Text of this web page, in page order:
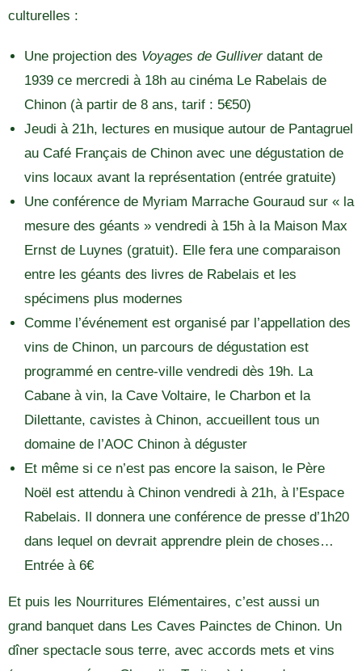
culturelles :
Une projection des Voyages de Gulliver datant de
1939 ce mercredi à 18h au cinéma Le Rabelais de
Chinon (à partir de 8 ans, tarif : 5€50)
Jeudi à 21h, lectures en musique autour de Pantagruel
au Café Français de Chinon avec une dégustation de
vins locaux avant la représentation (entrée gratuite)
Une conférence de Myriam Marrache Gouraud sur « la
mesure des géants » vendredi à 15h à la Maison Max
Ernst de Luynes (gratuit). Elle fera une comparaison
entre les géants des livres de Rabelais et les
spécimens plus modernes
Comme l’événement est organisé par l’appellation des
vins de Chinon, un parcours de dégustation est
programmé en centre-ville vendredi dès 19h. La
Cabane à vin, la Cave Voltaire, le Charbon et la
Dilettante, cavistes à Chinon, accueillent tous un
domaine de l’AOC Chinon à déguster
Et même si ce n’est pas encore la saison, le Père
Noël est attendu à Chinon vendredi à 21h, à l’Espace
Rabelais. Il donnera une conférence de presse d’1h20
dans lequel on devrait apprendre plein de choses…
Entrée à 6€
Et puis les Nourritures Elémentaires, c’est aussi un
grand banquet dans Les Caves Painctes de Chinon. Un
dîner spectacle sous terre, avec accords mets et vins